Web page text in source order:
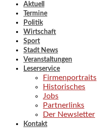
Aktuell
Termine
Politik
Wirtschaft
Sport
Stadt News
Veranstaltungen
Leserservice
Firmenportraits
Historisches
Jobs
Partnerlinks
Der Newsletter
Kontakt